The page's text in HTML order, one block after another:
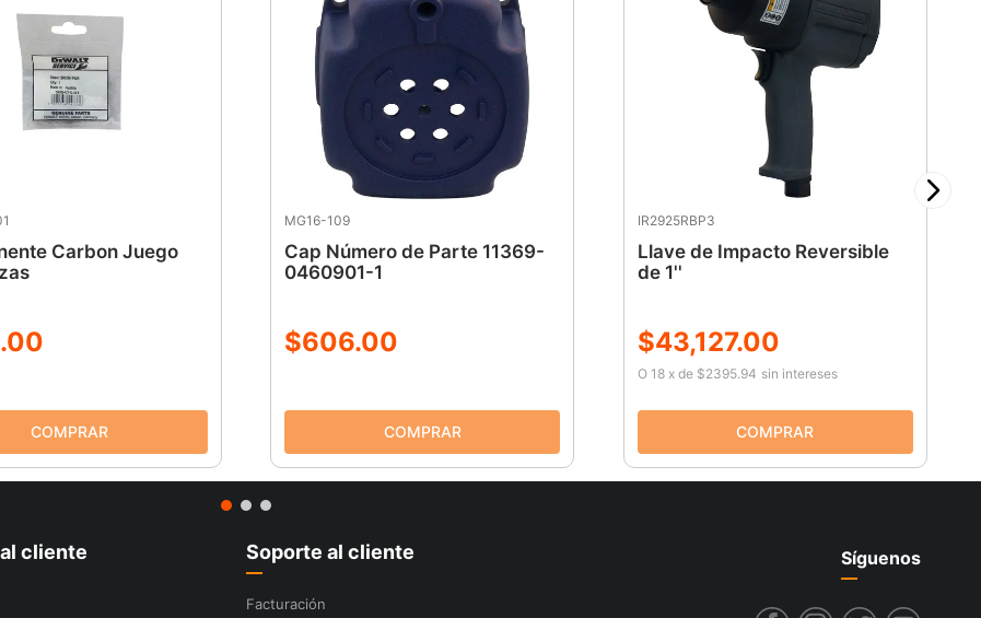
Carbon Juego
.00
MG16-109
Cap Número de Parte 11369-
0460901-1
$606.00
IR2925RBP3
Llave de Impacto Reversible
de 1''
$43,127.00
O 18 xde $2395.94 sin intereses
cliente Soporte al cliente
Facturación
Síguenos